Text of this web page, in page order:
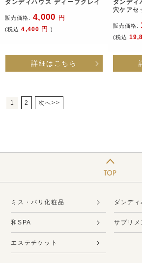
ダンディハウス ディープクレイ
販売価格: 4,000 円
(税込 4,400 円)
詳細はこちら
ダンディ
穴ケアセ
販売価格:
(税込
1 2 次へ>>
ミス・パリ化粧品 ダンディ
和SPA サプリメ
エステチケット